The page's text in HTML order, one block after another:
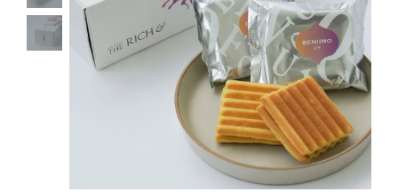
ショッピングガイド
よみもの